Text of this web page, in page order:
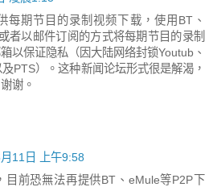
每期节目的录制视频下载，使用BT、
者以邮件订阅的方式将每期节目的录制
以保证隐私（因大陆网络封锁Youtub、
PTS）。这种新闻论坛形式很是解渴，
谢。
11日 上午9:58
目前恐無法再提供BT、eMule等P2P下